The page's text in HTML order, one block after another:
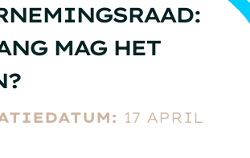
MAG HET
17 APRIL